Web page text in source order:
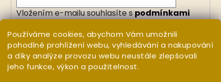
Používáme cookies, abychom Vám umožnili
pohodlné prohlížení webu, vyhledávání a nakupování
a díky analýze provozu webu neustále zlepšovali
jeho funkce, výkon a použitelnost.
Vložením e-mailu souhlasíte spodmínkami
PŘIHLÁSIT SE